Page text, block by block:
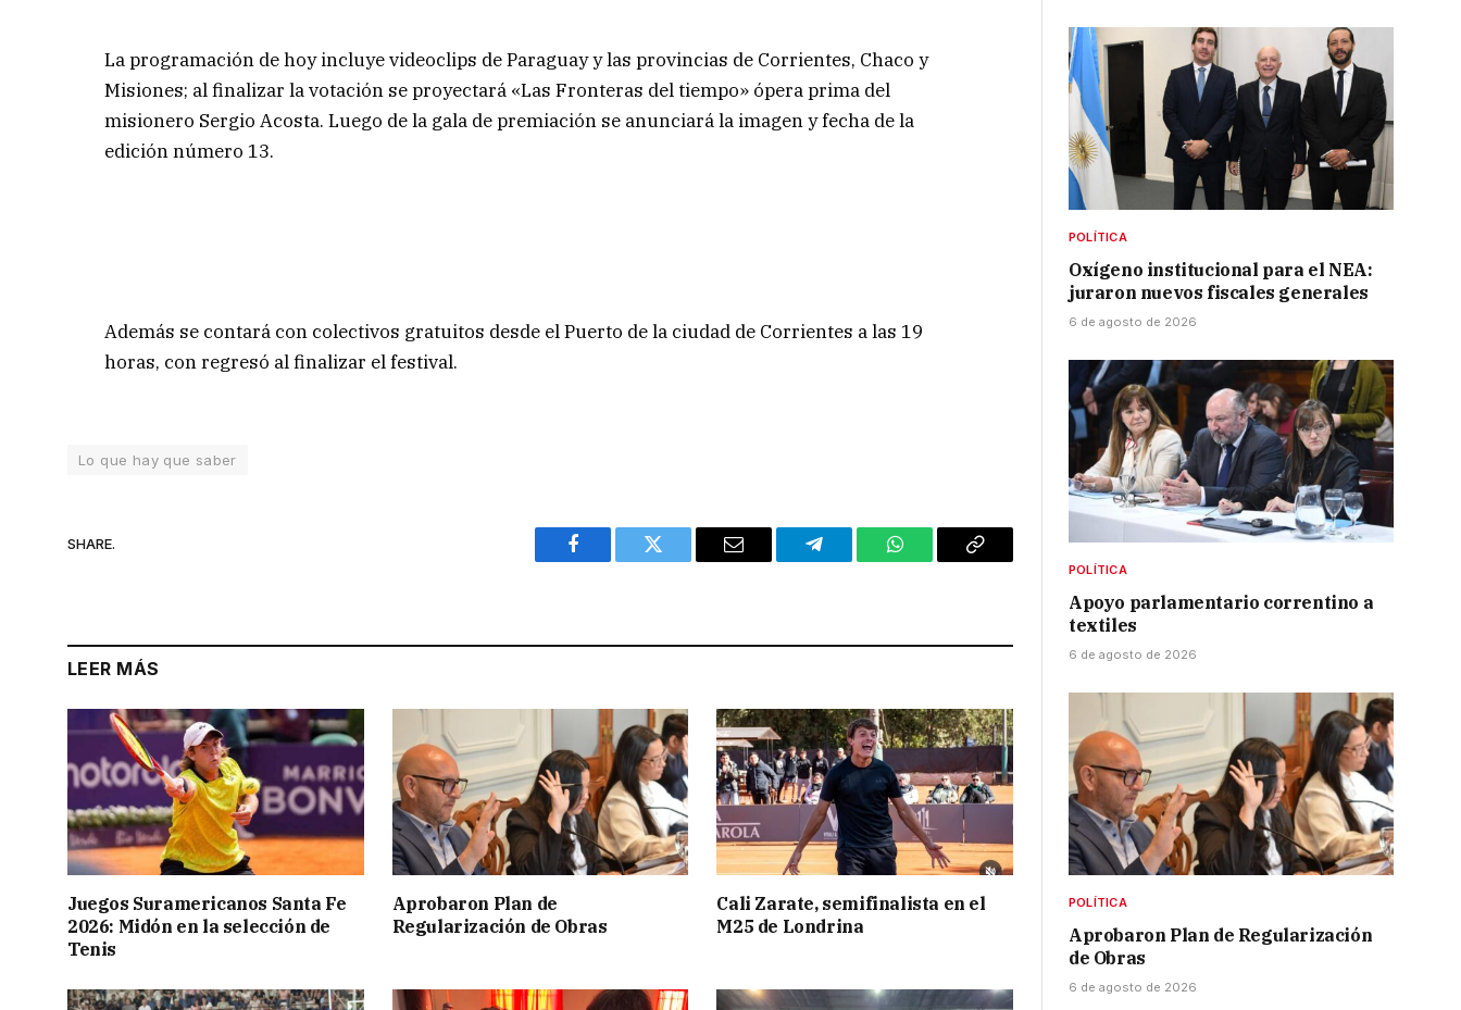
La programación de hoy incluye videoclips de Paraguay y las provincias de Corrientes, Chaco y
Misiones; al finalizar la votación se proyectará «Las Fronteras del tiempo» ópera prima del
misionero Sergio Acosta. Luego de la gala de premiación se anunciará la imagen y fecha de la
edición número 13.
Además se contará con colectivos gratuitos desde el Puerto de la ciudad de Corrientes a las 19
horas, con regresó al finalizar el festival.
Lo que hay que saber
SHARE.
Facebook Twitter Email Telegram WhatsAppCopy
LEER MÁS
Juegos Suramericanos Santa Fe
2026: Midón en la selección de
Tenis
Aprobaron Plan de
Regularización de Obras
Cali Zarate, semifinalista en el
M25 de Londrina
POLÍTICA
Oxígeno institucional para el NEA:
juraron nuevos fiscales generales
6 de agosto de 2026
POLÍTICA
Apoyo parlamentario correntino a
textiles
6 de agosto de 2026
POLÍTICA
Aprobaron Plan de Regularización
de Obras
6 de agosto de 2026